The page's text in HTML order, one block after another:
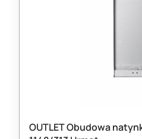
OUTLET Obudowa